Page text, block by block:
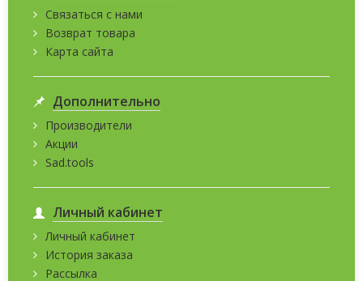
Связаться с нами
Возврат товара
Карта сайта
Дополнительно
Производители
Акции
Sad.tools
Личный кабинет
Личный кабинет
История заказа
Рассылка